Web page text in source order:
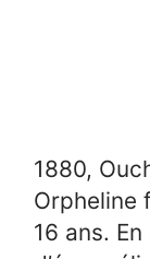
1880,
Orpheline
16 ans.